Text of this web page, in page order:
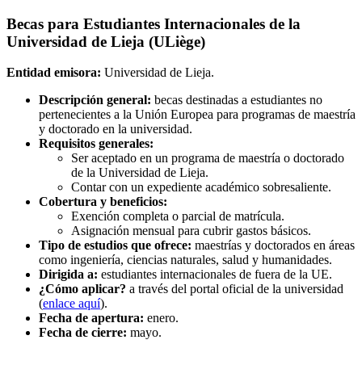
Becas para Estudiantes Internacionales de la
Universidad de Lieja (ULiège)
Entidad emisora: Universidad de Lieja.
Descripción general: becas destinadas a estudiantes no
pertenecientes a la Unión Europea para programas de maestría
y doctorado en la universidad.
Requisitos generales:
Ser aceptado en un programa de maestría o doctorado
de la Universidad de Lieja.
Contar con un expediente académico sobresaliente.
Cobertura y beneficios:
Exención completa o parcial de matrícula.
Asignación mensual para cubrir gastos básicos.
Tipo de estudios que ofrece: maestrías y doctorados en áreas
como ingeniería, ciencias naturales, salud y humanidades.
Dirigida a: estudiantes internacionales de fuera de la UE.
¿Cómo aplicar? a través del portal oficial de la universidad
(enlace aquí).
Fecha de apertura: enero.
Fecha de cierre: mayo.